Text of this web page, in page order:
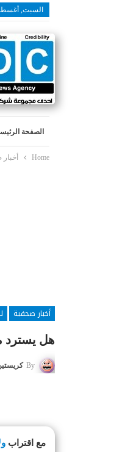
السبت, أغسطس 8,
الصفحة
Home
أخبار صحفية
هل يسترد
By
مع اقتراب